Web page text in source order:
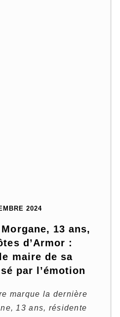
2024
13 ans,
d’Armor :
maire de sa
par l’émotion
marque la dernière
13 ans, résidente